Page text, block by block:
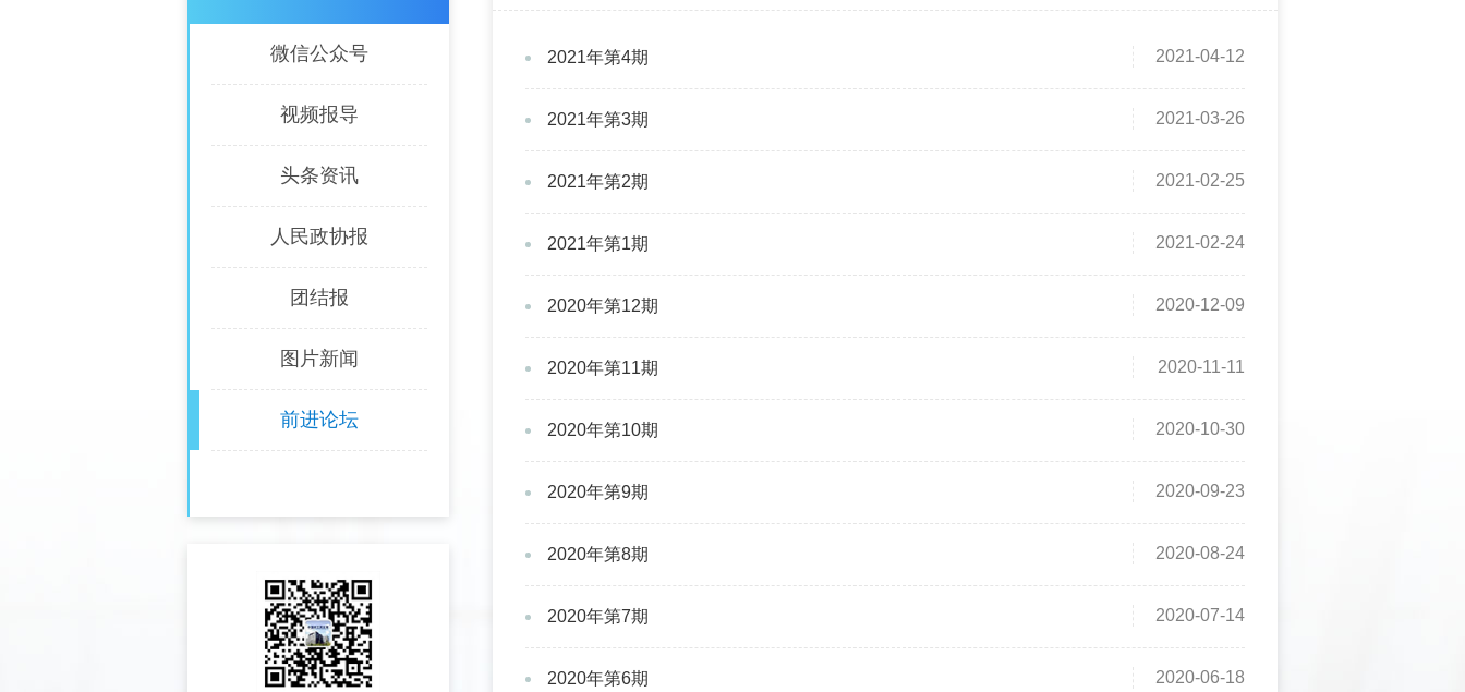
微信公众号
视频报导
头条资讯
人民政协报
团结报
图片新闻
前进论坛
2021-04-12
2021年第4期
2021-03-26
2021年第3期
2021-02-25
2021年第2期
2021-02-24
2021年第1期
2020-12-09
2020年第12期
2020-11-11
2020年第11期
2020-10-30
2020年第10期
2020-09-23
2020年第9期
2020-08-24
2020年第8期
2020-07-14
2020年第7期
2020-06-18
2020年第6期